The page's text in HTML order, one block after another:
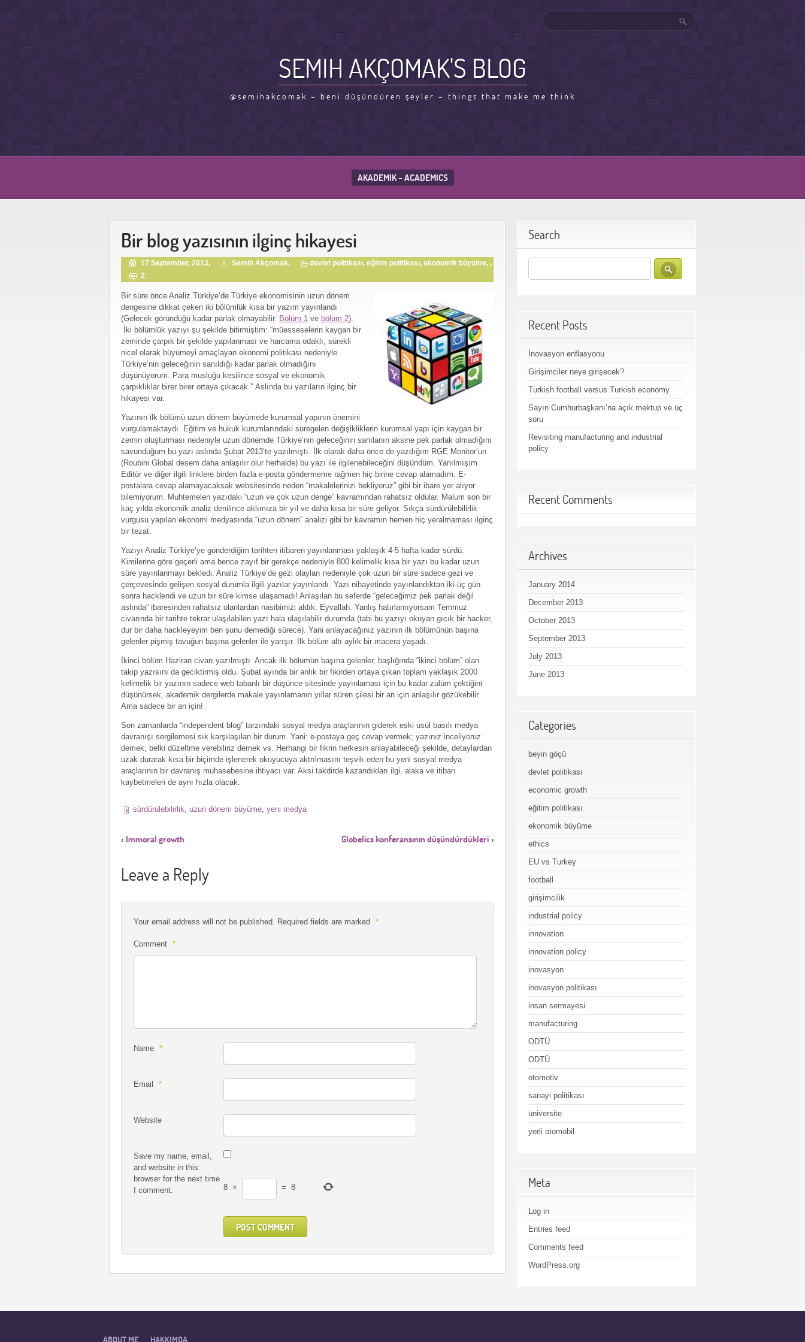
SEMIH AKÇOMAK'S BLOG
@semihakcomak – beni düşündüren şeyler – things that make me think
AKADEMIK – ACADEMICS
Bir blog yazısının ilginç hikayesi
17 September, 2013, Semih Akçomak, devlet politikası, eğitim politikası, ekonomik büyüme, ,
2
Bir süre önce Analiz Türkiye’de Türkiye ekonomisinin uzun dönem
dengesine dikkat çeken iki bölümlük kısa bir yazım yayınlandı
(Gelecek göründüğü kadar parlak olmayabilir. Bölüm 1 ve bölüm 2).
İki bölümlük yazıyı şu şekilde bitirmiştim: “müesseselerin kaygan bir
zeminde çarpık bir şekilde yapılanması ve harcama odaklı, sürekli
nicel olarak büyümeyi amaçlayan ekonomi politikası nedeniyle
Türkiye’nin geleceğinin sanıldığı kadar parlak olmadığını
düşünüyorum. Para musluğu kesilince sosyal ve ekonomik
çarpıklıklar birer birer ortaya çıkacak.” Aslında bu yazıların ilginç bir
hikayesi var.
Yazının ilk bölümü uzun dönem büyümede kurumsal yapının önemini
vurgulamaktaydı. Eğitim ve hukuk kurumlarındaki süregelen değişikliklerin kurumsal yapı için kaygan bir
zemin oluşturması nedeniyle uzun dönemde Türkiye’nin geleceğinin sanılanın aksine pek parlak olmadığını
savunduğum bu yazı aslında Şubat 2013’te yazılmıştı. İlk olarak daha önce de yazdığım RGE Monitor’un
(Roubini Global desem daha anlaşılır olur herhalde) bu yazı ile ilgilenebileceğini düşündüm. Yanılmışım.
Editör ve diğer ilgili linklere birden fazla e-posta göndermeme rağmen hiç birine cevap alamadım. E-
postalara cevap alamayacaksak websitesinde neden “makalelerinizi bekliyoruz” gibi bir ibare yer alıyor
bilemiyorum. Muhtemelen yazıdaki “uzun ve çok uzun denge” kavramından rahatsız oldular. Malum son bir
kaç yılda ekonomik analiz denilince aklımıza bir yıl ve daha kısa bir süre geliyor. Sıkça sürdürülebilirlik
vurgusu yapılan ekonomi medyasında “uzun dönem” analizi gibi bir kavramın hemen hiç yeralmaması ilginç
bir tezat.
Yazıyı Analiz Türkiye’ye gönderdiğim tarihten itibaren yayınlanması yaklaşık 4-5 hafta kadar sürdü.
Kimilerine göre geçerli ama bence zayıf bir gerekçe nedeniyle 800 kelimelik kısa bir yazı bu kadar uzun
süre yayınlanmayı bekledi. Analiz Türkiye’de gezi olayları nedeniyle çok uzun bir süre sadece gezi ve
çerçevesinde gelişen sosyal durumla ilgili yazılar yayınlandı. Yazı nihayetinde yayınlandıktan iki-üç gün
sonra hacklendi ve uzun bir süre kimse ulaşamadı! Anlaşılan bu seferde “geleceğimiz pek parlak değil
aslında” ibaresinden rahatsız olanlardan nasibimizi aldık. Eyvallah. Yanlış hatırlamıyorsam Temmuz
civarında bir tarihte tekrar ulaşılabilen yazı hala ulaşılabilir durumda (tabi bu yazıyı okuyan gıcık bir hacker,
dur bir daha hackleyeyim ben şunu demediği sürece). Yani anlayacağınız yazının ilk bölümünün başına
gelenler pişmiş tavuğun başına gelenler ile yarışır. İlk bölüm altı aylık bir macera yaşadı.
İkinci bölüm Haziran civarı yazılmıştı. Ancak ilk bölümün başına gelenler, başlığında “ikinci bölüm” olan
takip yazısını da geciktirmiş oldu. Şubat ayında bir anlık bir fikirden ortaya çıkan toplam yaklaşık 2000
kelimelik bir yazının sadece web tabanlı bir düşünce sitesinde yayınlaması için bu kadar zulüm çektiğini
düşünürsek, akademik dergilerde makale yayınlamanın yıllar süren çilesi bir an için anlaşılır gözükebilir.
Ama sadece bir an için!
Son zamanlarda “independent blog” tarzındaki sosyal medya araçlarının giderek eski usül basılı medya
davranışı sergilemesi sık karşılaşılan bir durum. Yani: e-postaya geç cevap vermek; yazınız inceliyoruz
demek; belki düzeltme verebiliriz demek vs. Herhangi bir fikrin herkesin anlayabileceği şekilde, detaylardan
uzak durarak kısa bir biçimde işlenerek okuyucuya aktrılmasını teşvik eden bu yeni sosyal medya
araçlarının bir davranış muhasebesine ihtiyacı var. Aksi takdirde kazandıkları ilgi, alaka ve itibarı
kaybetmeleri de aynı hızla olacak.
sürdürülebilirlik uzun dönem büyüme yeni medya
‹ Immoral growth Globelics konferansının düşündürdükleri›
Leave a Reply
Your email address will not be published. Required fields are marked *
Comment *
Name *
Email *
Website
Save my name, email,
and website in this
browser for the next time
I comment.
8 × = 8
Search
Recent Posts
İnovasyon enflasyonu
Girişimciler neye girişecek?
Turkish football versus Turkish economy
Sayın Cumhurbaşkanı’na açık mektup ve üç
soru
Revisiting manufacturing and industrial
policy
Recent Comments
Archives
January 2014
December 2013
October 2013
September 2013
July 2013
June 2013
Categories
beyin göçü
devlet politikası
economic growth
eğitim politikası
ekonomik büyüme
ethics
EU vs Turkey
football
girişimcilik
industrial policy
innovation
innovation policy
inovasyon
inovasyon politikası
insan sermayesi
manufacturing
ODTÜ
ODTÜ
otomotiv
sanayi politikası
üniversite
yerli otomobil
Meta
Log in
Entries feed
Comments feed
WordPress.org
ABOUT ME HAKKIMDA